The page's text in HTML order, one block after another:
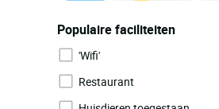
Populaire faciliteiten
'Wifi'
Restaurant